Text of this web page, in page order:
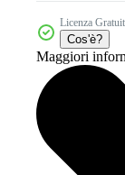
Licenza
Cos'è?
Maggiori